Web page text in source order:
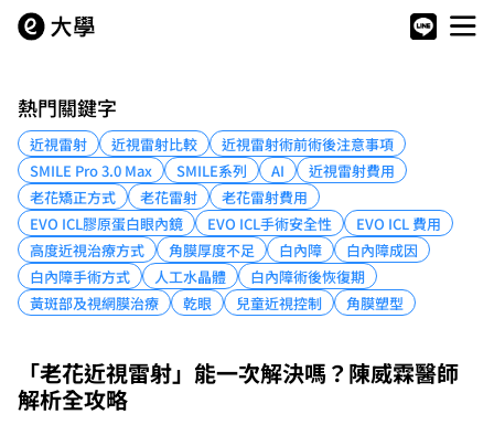
熱門關鍵字
近視雷射 近視雷射比較
近視雷射術前術後注意事項
SMILE Pro 3.0 Max
SMILE系列 AI
近視雷射費用
老花矯正方式
老花雷射
老花雷射費用
EVO ICL膠原蛋白眼內鏡
EVO ICL手術安全性
EVO ICL 費用
高度近視治療方式
角膜厚度不足 白內障
白內障成因
白內障手術方式
人工水晶體
白內障術後恢復期
黃斑部及視網膜治療
乾眼 兒童近視控制 角膜塑型
「老花近視雷射」能一次解決嗎？陳威霖醫師
解析全攻略